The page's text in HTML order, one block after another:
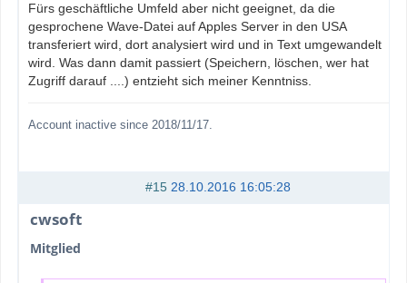
Fürs geschäftliche Umfeld aber nicht geeignet, da die
gesprochene Wave-Datei auf Apples Server in den USA
transferiert wird, dort analysiert wird und in Text umgewandelt
wird. Was dann damit passiert (Speichern, löschen, wer hat
Zugriff darauf ....) entzieht sich meiner Kenntniss.
Account inactive since 2018/11/17.
#15 28.10.2016 16:05:28
cwsoft
Mitglied